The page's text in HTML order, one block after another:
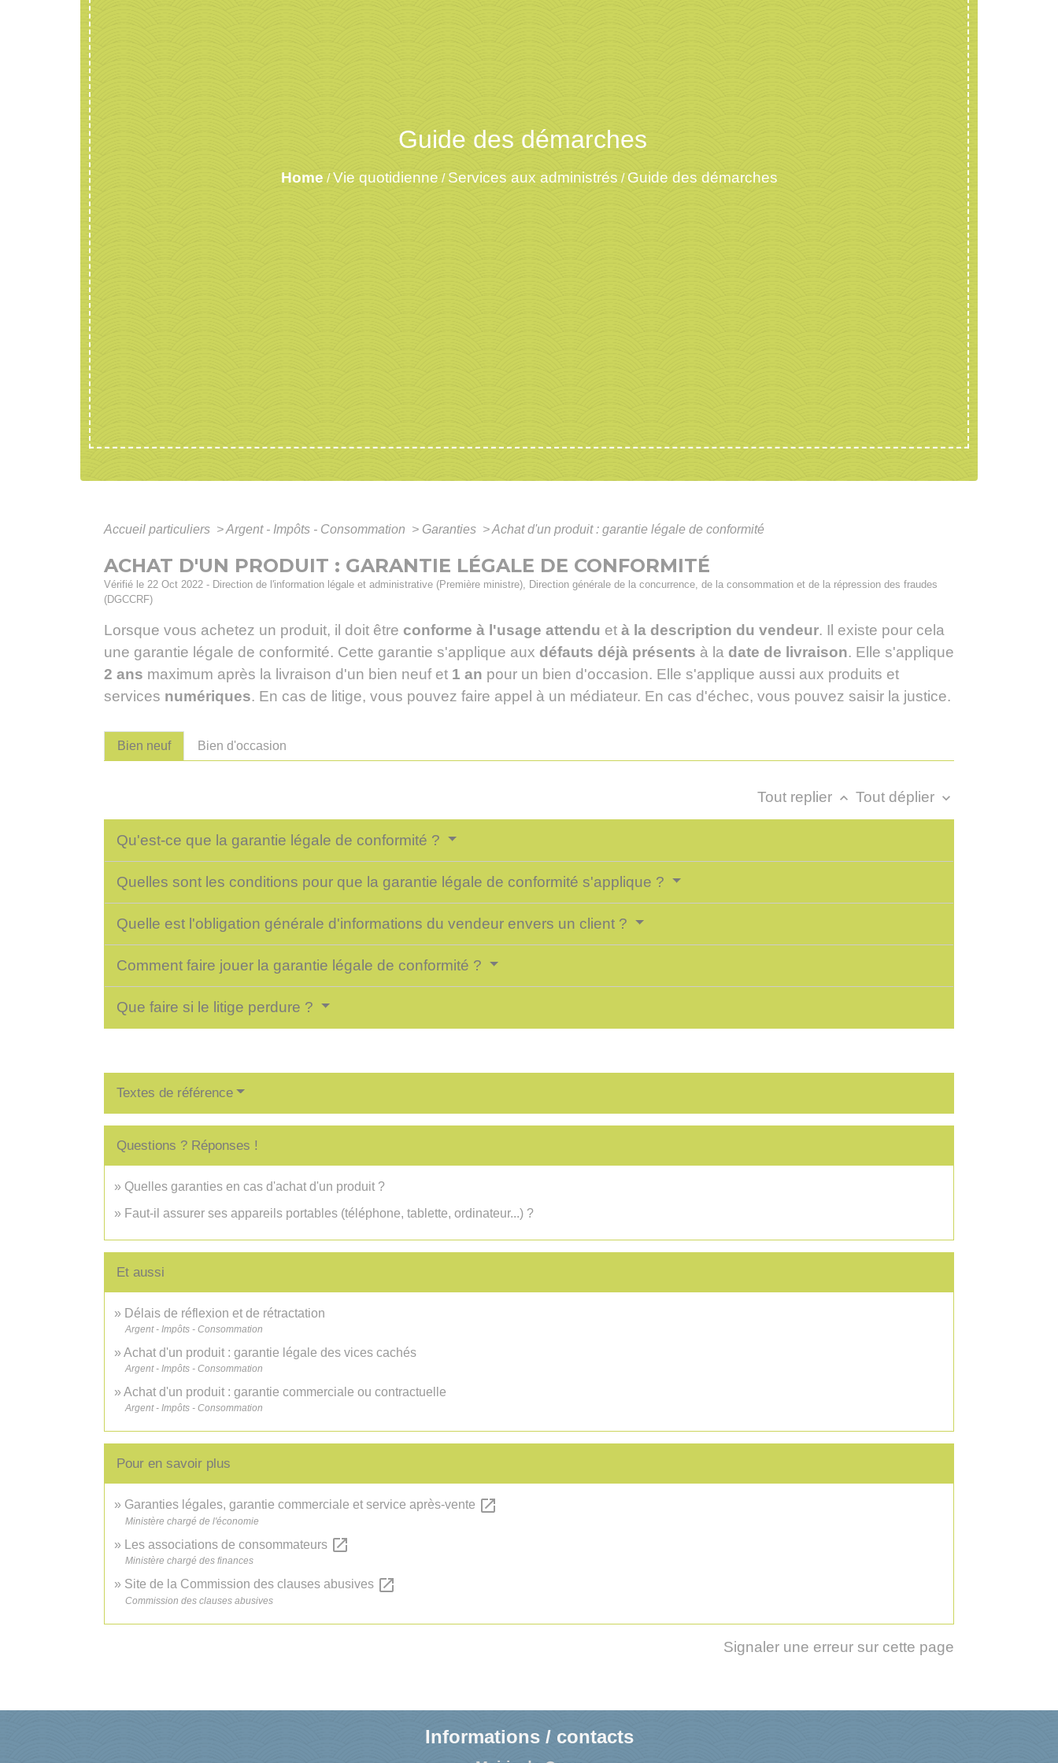
Guide des démarches
Home /Vie quotidienne / Services aux administrés / Guide des démarches
Accueil particuliers >Argent - Impôts - Consommation > Garanties >Achat d'un produit : garantie légale de conformité
ACHAT D'UN PRODUIT : GARANTIE LÉGALE DE CONFORMITÉ
Vérifié le 22 Oct 2022 - Direction de l'information légale et administrative (Première ministre), Direction générale de la concurrence, de la consommation et de la répression des fraudes
(DGCCRF)
Lorsque vous achetez un produit, il doit être conforme à l'usage attendu et à la description du vendeur. Il existe pour cela
une garantie légale de conformité. Cette garantie s'applique aux défauts déjà présents à la date de livraison. Elle s'applique
2 ans maximum après la livraison d'un bien neuf et 1 an pour un bien d'occasion. Elle s'applique aussi aux produits et
services numériques. En cas de litige, vous pouvez faire appel à un médiateur. En cas d'échec, vous pouvez saisir la justice.
Bien neuf Bien d'occasion
Tout replier keyboard_arrow_up Tout déplier keyboard_arrow_down
Qu'est-ce que la garantie légale de conformité ?
Quelles sont les conditions pour que la garantie légale de conformité s'applique ?
Quelle est l'obligation générale d'informations du vendeur envers un client ?
Comment faire jouer la garantie légale de conformité ?
Que faire si le litige perdure ?
Textes de référence
Questions ? Réponses !
Quelles garanties en cas d'achat d'un produit ?
Faut-il assurer ses appareils portables (téléphone, tablette, ordinateur...) ?
Et aussi
Délais de réflexion et de rétractation
Argent - Impôts - Consommation
Achat d'un produit : garantie légale des vices cachés
Argent - Impôts - Consommation
Achat d'un produit : garantie commerciale ou contractuelle
Argent - Impôts - Consommation
Pour en savoir plus
Garanties légales, garantie commerciale et service après-vente open_in_new
Ministère chargé de l'économie
Les associations de consommateurs open_in_new
Ministère chargé des finances
Site de la Commission des clauses abusives open_in_new
Commission des clauses abusives
Signaler une erreur sur cette page
Informations / contacts